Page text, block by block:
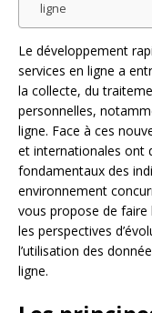
ligne
Le développement
services en ligne a
la collecte, du
personnelles,
ligne. Face à ces
et internationales ont
fondamentaux des
environnement
vous propose de faire
les perspectives
l’utilisation des
ligne.